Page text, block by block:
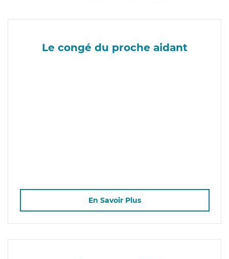
Le congé du proche aidant
En Savoir Plus